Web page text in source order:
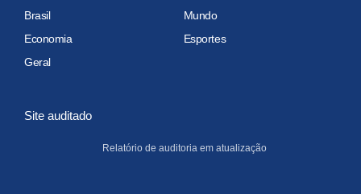
Brasil
Mundo
Economia
Esportes
Geral
Site auditado
Relatório de auditoria em atualização